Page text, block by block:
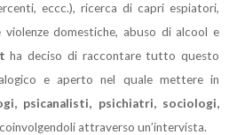
eccc.), ricerca di capri espiatori,
violenze domestiche, abuso di alcool e
ha deciso di raccontare tutto questo
e aperto nel quale mettere in
psicanalisti, psichiatri, sociologi,
coinvolgendoli attraverso un’intervista.